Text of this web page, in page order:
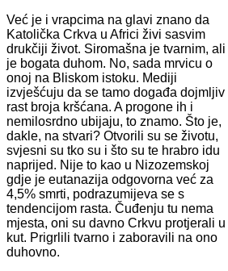
Već je i vrapcima na glavi znano da
Katolička Crkva u Africi živi sasvim
drukčiji život. Siromašna je tvarnim, ali
je bogata duhom. No, sada mrvicu o
onoj na Bliskom istoku. Mediji
izvješćuju da se tamo događa dojmljiv
rast broja kršćana. A progone ih i
nemilosrdno ubijaju, to znamo. Što je,
dakle, na stvari? Otvorili su se životu,
svjesni su tko su i što su te hrabro idu
naprijed. Nije to kao u Nizozemskoj
gdje je eutanazija odgovorna već za
4,5% smrti, podrazumijeva se s
tendencijom rasta. Čuđenju tu nema
mjesta, oni su davno Crkvu protjerali u
kut. Prigrlili tvarno i zaboravili na ono
duhovno.